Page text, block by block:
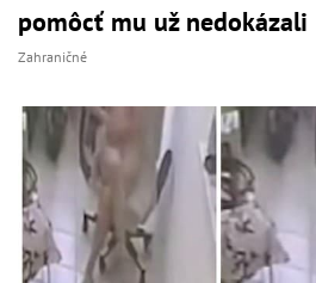
pomôcť mu už nedokázali
Zahraničné